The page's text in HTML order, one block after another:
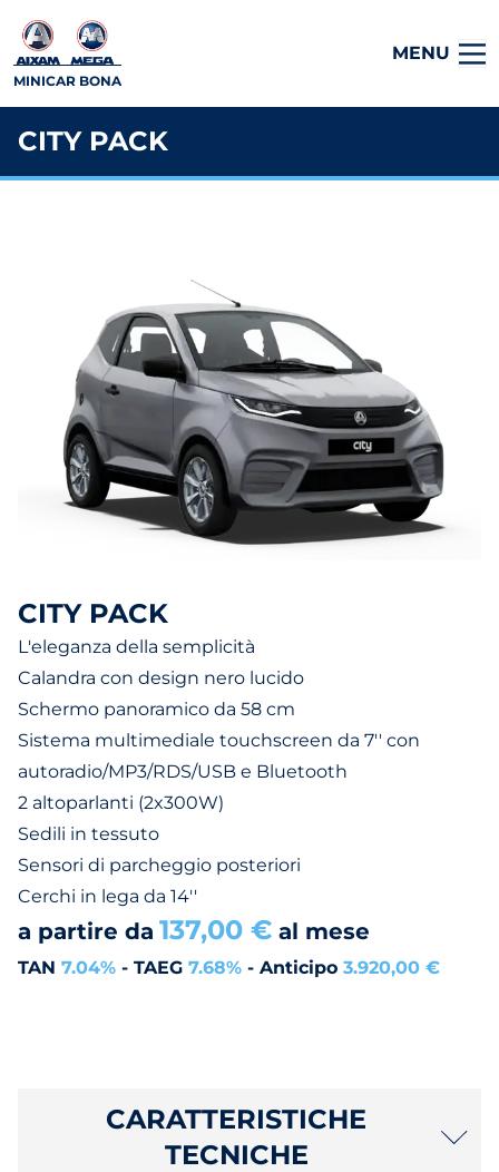
MINICAR BONA
MENU
CITY PACK
CITY PACK
L'eleganza della semplicità
Calandra con design nero lucido
Schermo panoramico da 58 cm
Sistema multimediale touchscreen da 7'' con
autoradio/MP3/RDS/USB e Bluetooth
2 altoparlanti (2x300W)
Sedili in tessuto
Sensori di parcheggio posteriori
Cerchi in lega da 14''
a partire da 137,00 € al mese
TAN 7.04% - TAEG 7.68% - Anticipo 3.920,00 €
CARATTERISTICHE
TECNICHE